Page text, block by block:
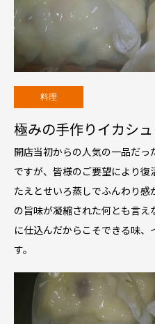
料理
極みの手作りイカシ
開店当初からの人気の一品だっ
ですが、皆様のご要望により
たえとせいろ蒸しでふんわり感
の旨味が凝縮された何とも言
に仕込んだからこそできる味
す。